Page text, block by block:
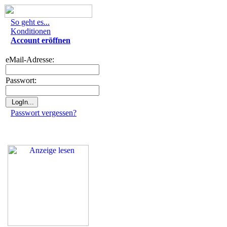
So geht es...
Konditionen
Account eröffnen
eMail-Adresse:
Passwort:
Passwort vergessen?